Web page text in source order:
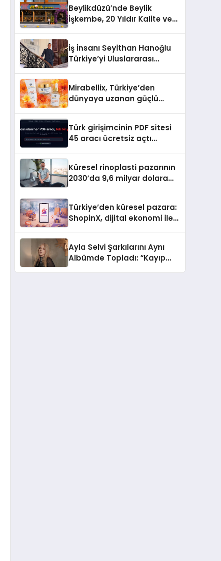
Beylikdüzü’nde Beylik
İşkembe, 20 Yıldır Kalite ve
İş İnsanı Seyithan Hanoğlu
Türkiye’yi Uluslararası
Mirabellix, Türkiye’den
dünyaya uzanan güçlü
Türk girişimcinin PDF sitesi
45 aracı ücretsiz açtı
Küresel rinoplasti pazarının
2030’da 9,6 milyar dolara
Türkiye’den küresel pazara:
ShopinX, dijital ekonomi ile
Ayla Selvi Şarkılarını Aynı
Albümde Topladı: “Kayıp